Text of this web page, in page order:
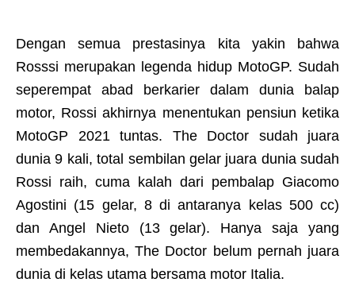
Dengan semua prestasinya kita yakin bahwa
Rosssi merupakan legenda hidup MotoGP. Sudah
seperempat abad berkarier dalam dunia balap
motor, Rossi akhirnya menentukan pensiun ketika
MotoGP 2021 tuntas. The Doctor sudah juara
dunia 9 kali, total sembilan gelar juara dunia sudah
Rossi raih, cuma kalah dari pembalap Giacomo
Agostini (15 gelar, 8 di antaranya kelas 500 cc)
dan Angel Nieto (13 gelar). Hanya saja yang
membedakannya, The Doctor belum pernah juara
dunia di kelas utama bersama motor Italia.